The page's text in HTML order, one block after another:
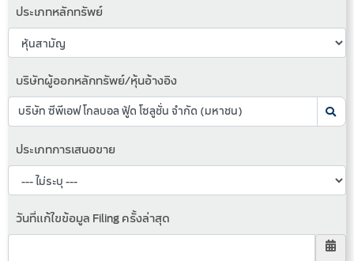
ประเภทหลักทรัพย์
บริษัทผู้ออกหลักทรัพย์/หุ้นอ้างอิง
ประเภทการเสนอขาย
วันที่แก้ไขข้อมูล Filing ครั้งล่าสุด